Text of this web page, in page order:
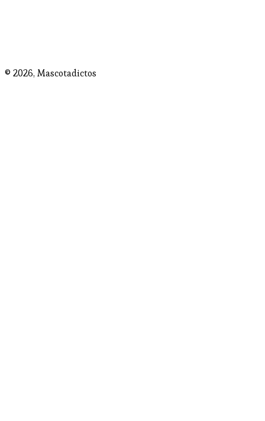
© 2026, Mascotadictos